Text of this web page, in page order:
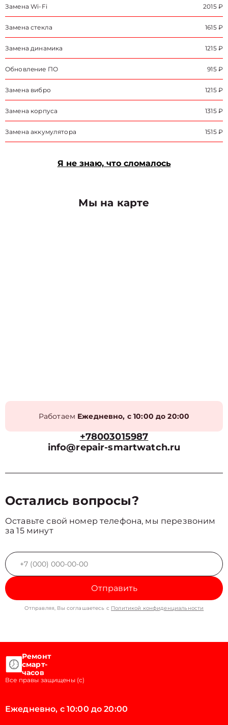
Замена Wi-Fi 2015 ₽
Замена стекла 1615 ₽
Замена динамика 1215 ₽
Обновление ПО 915 ₽
Замена вибро 1215 ₽
Замена корпуса 1315 ₽
Замена аккумулятора 1515 ₽
Я не знаю, что сломалось
Мы на карте
Работаем Ежедневно, с 10:00 до 20:00
+78003015987
info@repair-smartwatch.ru
Остались вопросы?
Оставьте свой номер телефона, мы перезвоним
за 15 минут
Отправить
Отправляя, Вы соглашаетесь с Политикой конфиденциальности
Ремонт
смарт-
часов
Все правы защищены (с)
Ежедневно, с 10:00 до 20:00